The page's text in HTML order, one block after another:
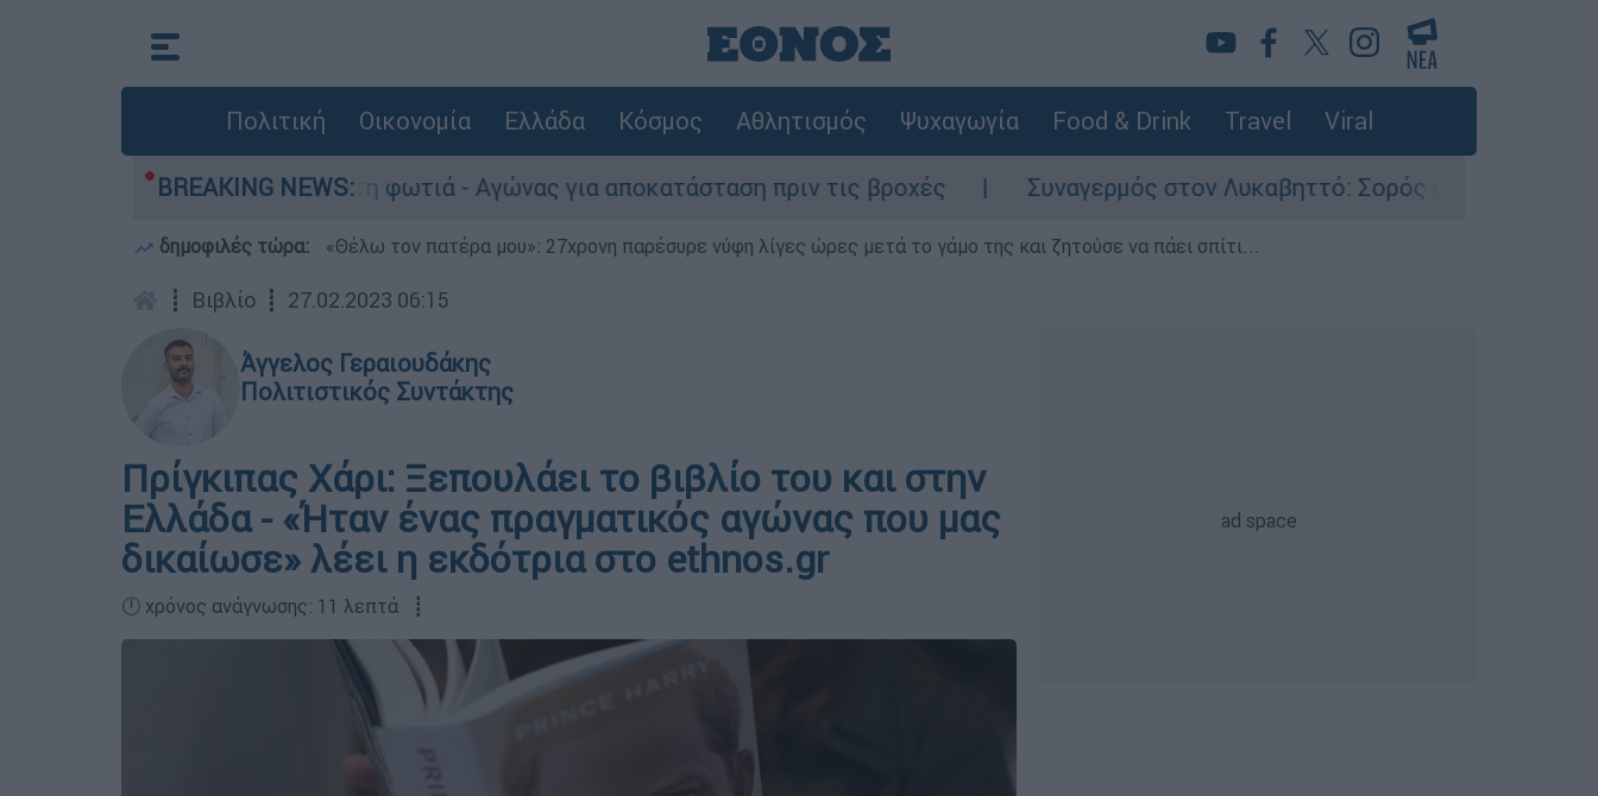
Πολιτική Οικονομία Ελλάδα Κόσμος Αθλητισμός Ψυχαγωγία Food & Drink Travel Viral
BREAKING NEWS:
μετά τη φωτιά - Αγώνας για αποκατάσταση πριν τις βροχές Συναγερμός στον Λυκαβηττό: Σορός σε προχωρημένη σήψη
δημοφιλές τώρα: «Θέλω τον πατέρα μου»: 27χρονη παρέσυρε νύφη λίγες ώρες μετά το γάμο της και ζητούσε να πάει σπίτι...
┋ Βιβλίο ┋ 27.02.2023 06:15
Άγγελος Γεραιουδάκης
Πολιτιστικός Συντάκτης
Πρίγκιπας Χάρι: Ξεπουλάει το βιβλίο του και στην
Ελλάδα - «Ήταν ένας πραγματικός αγώνας που μας
δικαίωσε» λέει η εκδότρια στο ethnos.gr
🕛 χρόνος ανάγνωσης: 11 λεπτά ┋